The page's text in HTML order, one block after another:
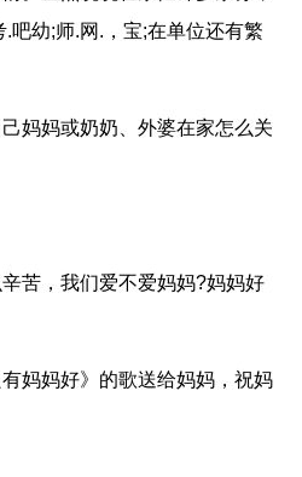
吧幼;师.网.，宝;在单位还有繁
妈或奶奶、外婆在家怎么关
，我们爱不爱妈妈?妈妈好
妈好》的歌送给妈妈，祝妈